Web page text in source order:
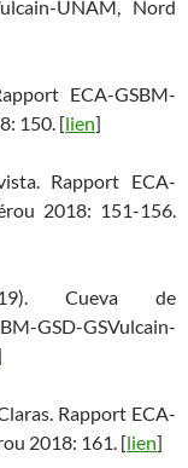
UNAM, Nord
ECA-GSBM-
150. [lien]
Rapport ECA-
2018: 151-156.
Cueva de
GSVulcain-
Rapport ECA-
2018: 161. [lien]